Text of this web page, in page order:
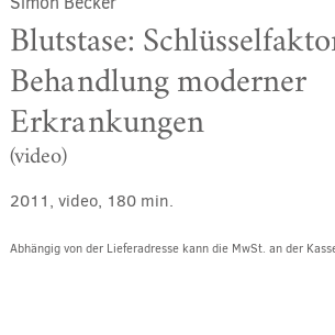
Blutstase:
Behandlung moderner
Erkrankungen
(video)
2011, video, 180 min.
Abhängig von der Lieferadresse kann die MwSt. an der